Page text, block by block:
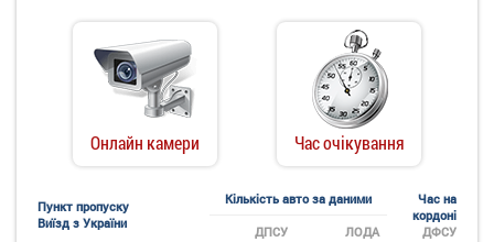
Онлайн камери Час очікування
Пункт пропуску
Виїзд з України
Кількість авто за даними
Час на
кордоні
ДФСУ
ДПСУ ЛОДА